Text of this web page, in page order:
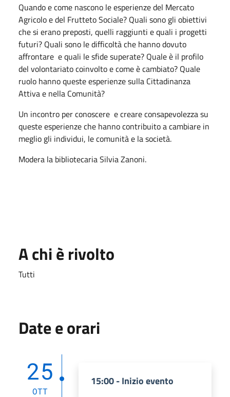
Quando e come nascono le esperienze del Mercato
Agricolo e del Frutteto Sociale? Quali sono gli obiettivi
che si erano preposti, quelli raggiunti e quali i progetti
futuri? Quali sono le difficoltà che hanno dovuto
affrontare e quali le sfide superate? Quale è il profilo
del volontariato coinvolto e come è cambiato? Quale
ruolo hanno queste esperienze sulla Cittadinanza
Attiva e nella Comunità?
Un incontro per conoscere e creare consapevolezza su
queste esperienze che hanno contribuito a cambiare in
meglio gli individui, le comunità e la società.
Modera la bibliotecaria Silvia Zanoni.
A chi è rivolto
Tutti
Date e orari
25
OTT
15:00 - Inizio evento